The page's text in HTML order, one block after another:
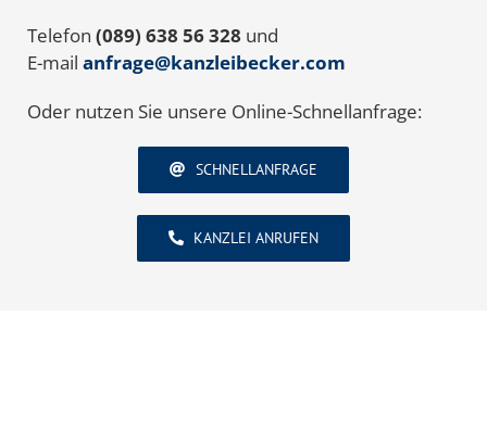
Telefon (089) 638 56 328 und
E-mail anfrage@kanzleibecker.com
Oder nutzen Sie unsere Online-Schnellanfrage:
SCHNELLANFRAGE
KANZLEI ANRUFEN